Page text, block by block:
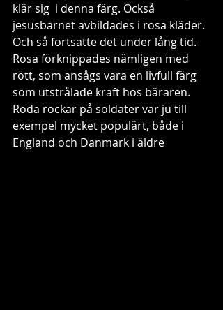
klär sig  i denna färg. Också
jesusbarnet avbildades i rosa kläder.
Och så fortsatte det under lång tid.
Rosa förknippades nämligen med
rött, som ansågs vara en livfull färg
som utstrålade kraft hos bäraren.
Röda rockar på soldater var ju till
exempel mycket populärt, både i
England och Danmark i äldre